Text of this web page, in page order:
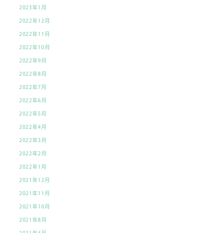
2023年1月
2022年12月
2022年11月
2022年10月
2022年9月
2022年8月
2022年7月
2022年6月
2022年5月
2022年4月
2022年3月
2022年2月
2022年1月
2021年12月
2021年11月
2021年10月
2021年8月